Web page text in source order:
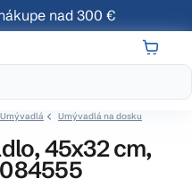
nad 300 €
Umývadlá Umývadlá na dosku
45x32 cm,